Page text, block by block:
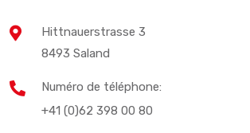
Hittnauerstrasse 3
8493 Saland
Numéro de téléphone:
+41 (0)62 398 00 80